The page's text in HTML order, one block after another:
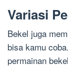
Variasi
Bekel juga
bisa kamu
permainan